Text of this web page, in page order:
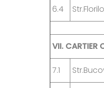
6.4
VII. CARTIER
7.1